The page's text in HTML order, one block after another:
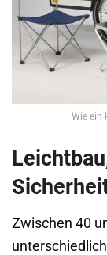
Wie ein
Zwischen 40